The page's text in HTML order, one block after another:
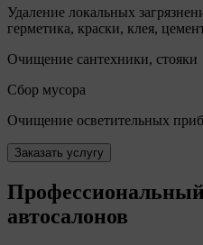
Удаление локальных
герметика, краски, клея,
Очищение сантехники, стояки
Сбор мусора
Очищение осветительных
Заказать услугу
автосалонов